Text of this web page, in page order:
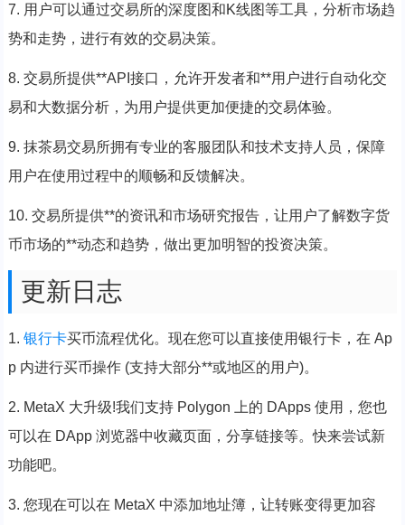
7. 用户可以通过交易所的深度图和K线图等工具，分析市场趋
势和走势，进行有效的交易决策。
8. 交易所提供**API接口，允许开发者和**用户进行自动化交
易和大数据分析，为用户提供更加便捷的交易体验。
9. 抹茶易交易所拥有专业的客服团队和技术支持人员，保障
用户在使用过程中的顺畅和反馈解决。
10. 交易所提供**的资讯和市场研究报告，让用户了解数字货
币市场的**动态和趋势，做出更加明智的投资决策。
更新日志
1. 银行卡买币流程优化。现在您可以直接使用银行卡，在 Ap
p 内进行买币操作 (支持大部分**或地区的用户)。
2. MetaX 大升级!我们支持 Polygon 上的 DApps 使用，您也
可以在 DApp 浏览器中收藏页面，分享链接等。快来尝试新
功能吧。
3. 您现在可以在 MetaX 中添加地址簿，让转账变得更加容